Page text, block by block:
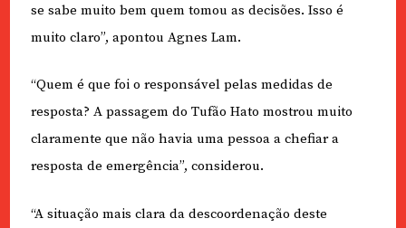
se sabe muito bem quem tomou as decisões. Isso é
muito claro”, apontou Agnes Lam.
“Quem é que foi o responsável pelas medidas de
resposta? A passagem do Tufão Hato mostrou muito
claramente que não havia uma pessoa a chefiar a
resposta de emergência”, considerou.
“A situação mais clara da descoordenação deste